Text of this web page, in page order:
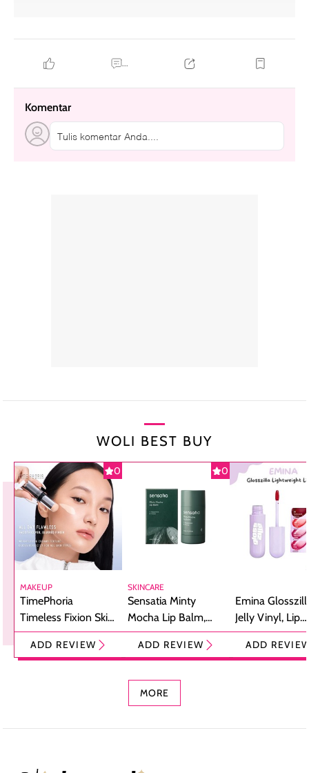
...
Komentar
Tulis komentar Anda....
WOLI BEST BUY
0
MAKEUP
TimePhoria
Timeless Fixion Skin
Tint Stick,
Foundation dan
ADD REVIEW
0
SKINCARE
Sensatia Minty
Mocha Lip Balm,
Pelembap Bibir
dengan Aroma
ADD REVIEW
Emina
Jelly Vinyl, Lip
Cream Glossy
Ringan
ADD
MORE